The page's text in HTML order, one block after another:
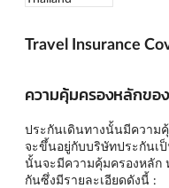
Travel Insurance
ความคุ้มครองหลักขอ
ประกันเดินทางนั้นมีความ
จะขึ้นอยู่กับบริษัทประกันเ
นั้นจะมีความคุ้มครองหลัก
กันซึ่งมีรายละเอียดดังนี้ :